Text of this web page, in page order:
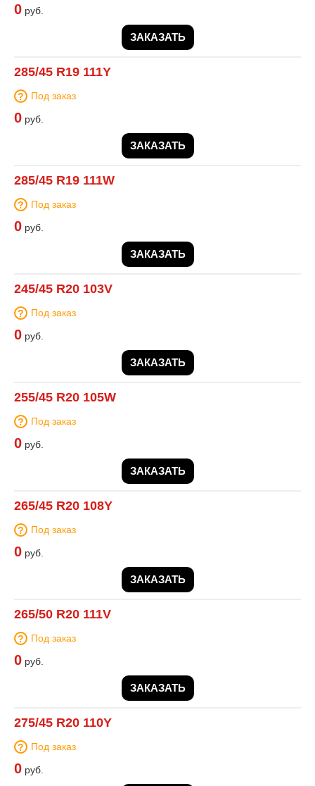
0 руб.
ЗАКАЗАТЬ
285/45 R19 111Y
Под заказ
0 руб.
ЗАКАЗАТЬ
285/45 R19 111W
Под заказ
0 руб.
ЗАКАЗАТЬ
245/45 R20 103V
Под заказ
0 руб.
ЗАКАЗАТЬ
255/45 R20 105W
Под заказ
0 руб.
ЗАКАЗАТЬ
265/45 R20 108Y
Под заказ
0 руб.
ЗАКАЗАТЬ
265/50 R20 111V
Под заказ
0 руб.
ЗАКАЗАТЬ
275/45 R20 110Y
Под заказ
0 руб.